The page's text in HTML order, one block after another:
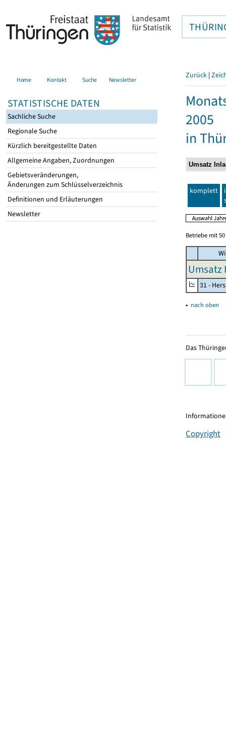
Home Kontakt Suche Newsletter
STATISTISCHE DATEN
Sachliche Suche
Regionale Suche
Kürzlich bereitgestellte Daten
Allgemeine Angaben, Zuordnungen
Gebietsveränderungen,
Änderungen zum Schlüsselverzeichnis
Definitionen und Erläuterungen
Newsletter
Zurück |
2005
in
komplett
Betriebe mit
Umsatz
31 -
▴ nach oben
Das
Copyright